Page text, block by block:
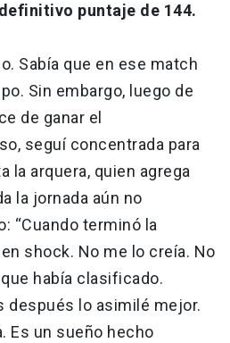
puntaje de 144.
Sabía que en ese match
Sin embargo, luego de
de ganar el
seguí concentrada para
la arquera, quien agrega
la jornada aún no
“Cuando terminó la
shock. No me lo creía. No
había clasificado.
después lo asimilé mejor.
Es un sueño hecho